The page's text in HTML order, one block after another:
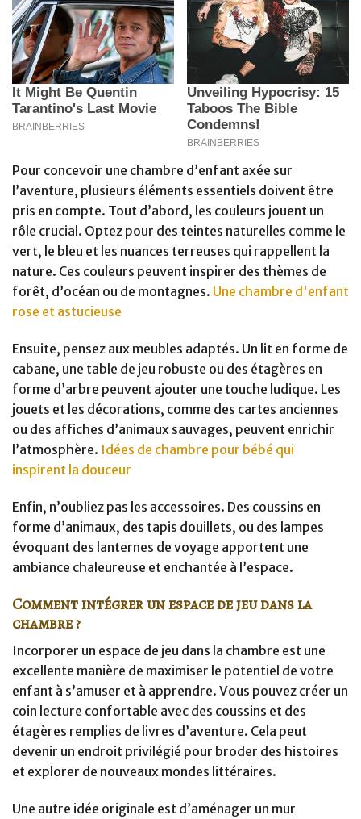
Pour concevoir une chambre d’enfant axée sur
l’aventure, plusieurs éléments essentiels doivent être
pris en compte. Tout d’abord, les couleurs jouent un
rôle crucial. Optez pour des teintes naturelles comme le
vert, le bleu et les nuances terreuses qui rappellent la
nature. Ces couleurs peuvent inspirer des thèmes de
forêt, d’océan ou de montagnes. Une chambre d'enfant
rose et astucieuse
Ensuite, pensez aux meubles adaptés. Un lit en forme de
cabane, une table de jeu robuste ou des étagères en
forme d’arbre peuvent ajouter une touche ludique. Les
jouets et les décorations, comme des cartes anciennes
ou des affiches d’animaux sauvages, peuvent enrichir
l’atmosphère. Idées de chambre pour bébé qui
inspirent la douceur
Enfin, n’oubliez pas les accessoires. Des coussins en
forme d’animaux, des tapis douillets, ou des lampes
évoquant des lanternes de voyage apportent une
ambiance chaleureuse et enchantée à l’espace.
Comment intégrer un espace de jeu dans la
chambre ?
Incorporer un espace de jeu dans la chambre est une
excellente manière de maximiser le potentiel de votre
enfant à s’amuser et à apprendre. Vous pouvez créer un
coin lecture confortable avec des coussins et des
étagères remplies de livres d’aventure. Cela peut
devenir un endroit privilégié pour broder des histoires
et explorer de nouveaux mondes littéraires.
Une autre idée originale est d’aménager un mur